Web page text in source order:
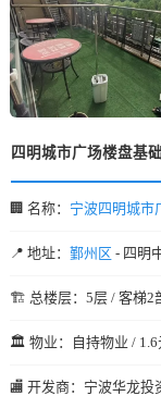
四明城市广场楼盘基
🏢 名称： 宁波四明城市
📍 地址： 鄞州区 - 四明
🏗️ 总楼层：5层 / 客梯2
🏛️ 物业：自持物业 / 1.6
🏬 开发商：宁波华龙投